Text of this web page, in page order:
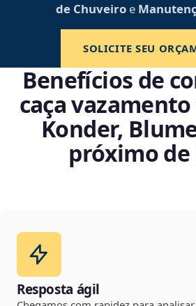
de Chuveiro e
SOLICITE SEU
Benefícios de
caça
Konder,
próximo
Resposta ágil